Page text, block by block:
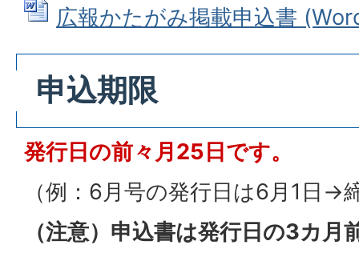
広報かたがみ掲載申込書
申込期限
発行日の前々月25日です。
（例：6月号の発行日は6月1日→
（注意）申込書は発行日の3カ